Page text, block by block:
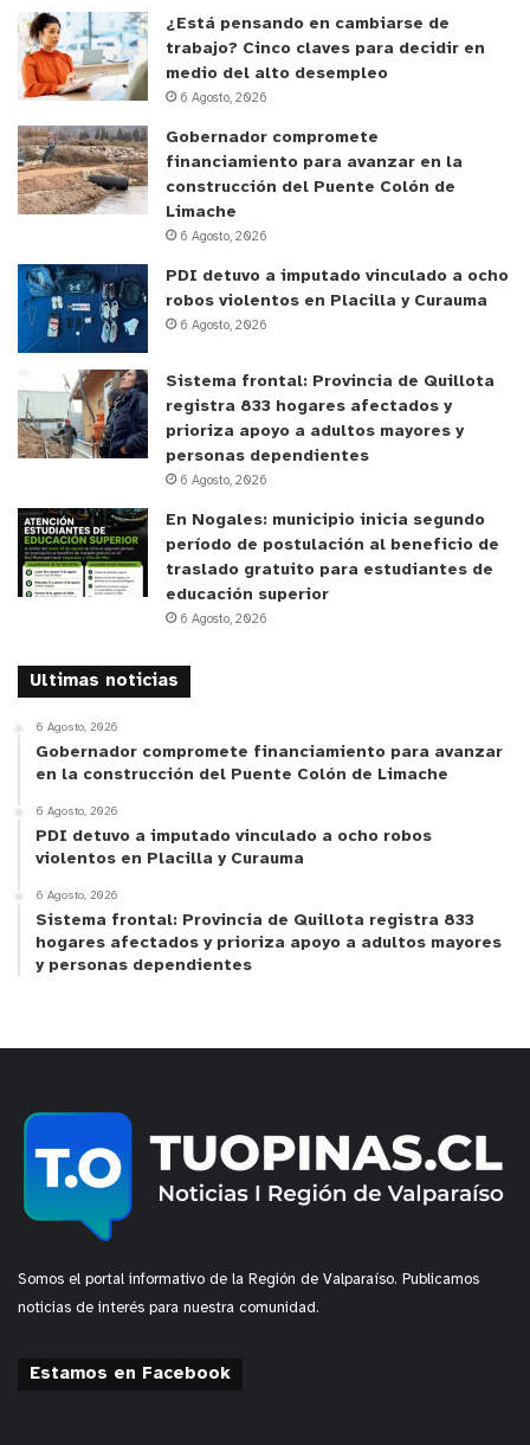
¿Está pensando en cambiarse de
trabajo? Cinco claves para decidir en
medio del alto desempleo
6 Agosto, 2026
Gobernador compromete
financiamiento para avanzar en la
construcción del Puente Colón de
Limache
6 Agosto, 2026
PDI detuvo a imputado vinculado a ocho
robos violentos en Placilla y Curauma
6 Agosto, 2026
Sistema frontal: Provincia de Quillota
registra 833 hogares afectados y
prioriza apoyo a adultos mayores y
personas dependientes
6 Agosto, 2026
En Nogales: municipio inicia segundo
período de postulación al beneficio de
traslado gratuito para estudiantes de
educación superior
6 Agosto, 2026
Ultimas noticias
6 Agosto, 2026
Gobernador compromete financiamiento para avanzar
en la construcción del Puente Colón de Limache
6 Agosto, 2026
PDI detuvo a imputado vinculado a ocho robos
violentos en Placilla y Curauma
6 Agosto, 2026
Sistema frontal: Provincia de Quillota registra 833
hogares afectados y prioriza apoyo a adultos mayores
y personas dependientes
Somos el portal informativo de la Región de Valparaíso. Publicamos
noticias de interés para nuestra comunidad.
Estamos en Facebook